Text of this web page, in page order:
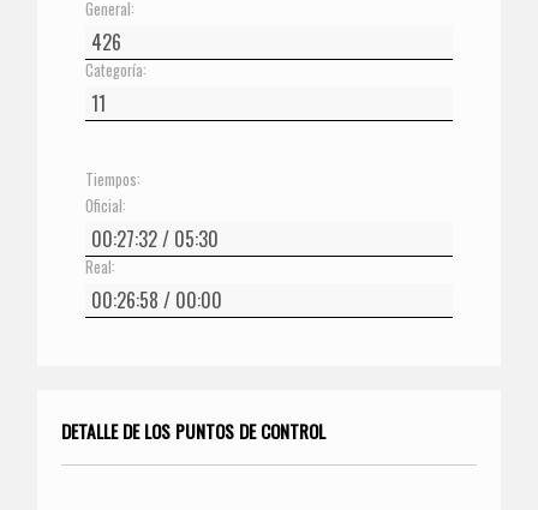
General:
Categoría:
Tiempos:
Oficial:
Real:
DETALLE DE LOS PUNTOS DE CONTROL